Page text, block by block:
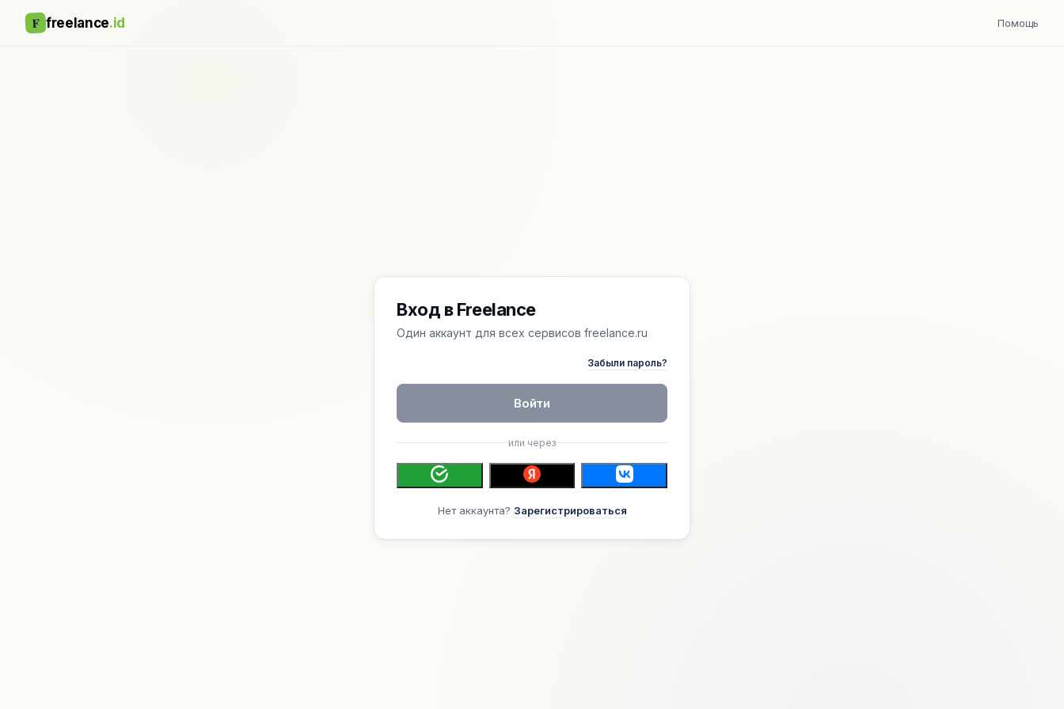
F freelance.id Помощь
Вход в Freelance
Один аккаунт для всех сервисов freelance.ru
Забыли пароль?
Войти
или через
Нет аккаунта? Зарегистрироваться